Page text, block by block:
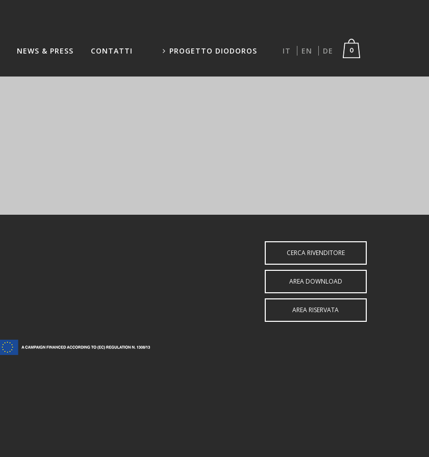
0
NEWS & PRESS CONTATTI PROGETTO DIODOROS IT EN DE
CERCA RIVENDITORE
AREA DOWNLOAD
AREA RISERVATA